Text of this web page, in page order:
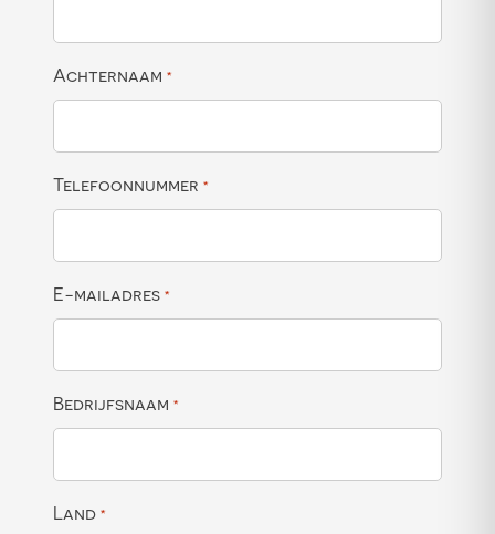
Achternaam *
Telefoonnummer *
E-mailadres *
Bedrijfsnaam *
Land *